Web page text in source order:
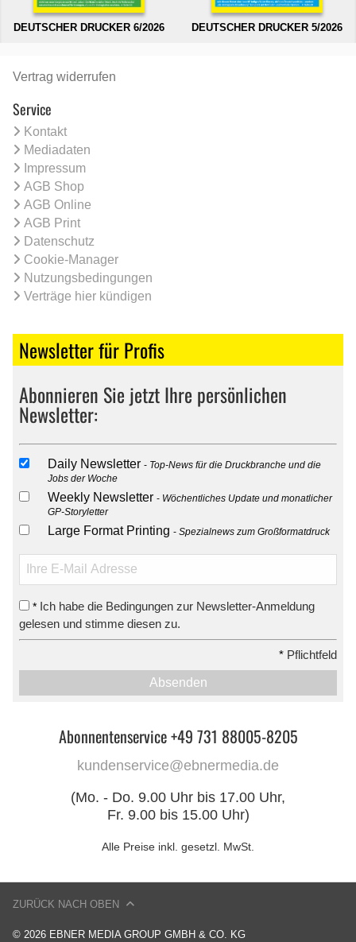
DEUTSCHER DRUCKER 6/2026 DEUTSCHER DRUCKER 5/2026
Vertrag widerrufen
Service
Kontakt
Mediadaten
Impressum
AGB Shop
AGB Online
AGB Print
Datenschutz
Cookie-Manager
Nutzungsbedingungen
Verträge hier kündigen
Newsletter für Profis
Abonnieren Sie jetzt Ihre persönlichen
Newsletter:
Daily Newsletter
Top-News für die Druckbranche und die
Jobs der Woche
Weekly Newsletter
Wöchentliches Update und monatlicher
GP-Storyletter
Large Format Printing Spezialnews zum Großformatdruck
* Ich habe die Bedingungen zur Newsletter-Anmeldung
gelesen und stimme diesen zu.
* Pflichtfeld
Absenden
Abonnentenservice +49 731 88005-8205
kundenservice@ebnermedia.de
(Mo. - Do. 9.00 Uhr bis 17.00 Uhr,
Fr. 9.00 bis 15.00 Uhr)
Alle Preise inkl. gesetzl. MwSt.
© 2026 EBNER MEDIA GROUP GMBH & CO. KG
ZURÜCK NACH OBEN